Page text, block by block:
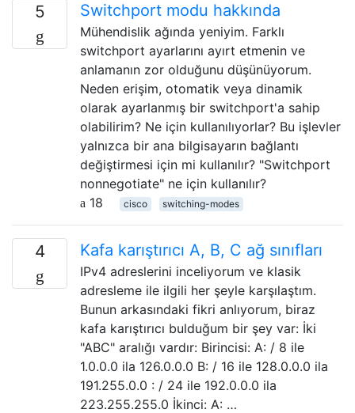
5 Switchport modu hakkında
Mühendislik ağında yeniyim. Farklı
switchport ayarlarını ayırt etmenin ve
anlamanın zor olduğunu düşünüyorum.
Neden erişim, otomatik veya dinamik
olarak ayarlanmış bir switchport'a sahip
olabilirim? Ne için kullanılıyorlar? Bu işlevler
yalnızca bir ana bilgisayarın bağlantı
değiştirmesi için mi kullanılır? "Switchport
nonnegotiate" ne için kullanılır?
18
cisco switching-modes
4 Kafa karıştırıcı A, B, C ağ sınıfları
IPv4 adreslerini inceliyorum ve klasik
adresleme ile ilgili her şeyle karşılaştım.
Bunun arkasındaki fikri anlıyorum, biraz
kafa karıştırıcı bulduğum bir şey var: İki
"ABC" aralığı vardır: Birincisi: A: / 8 ile
1.0.0.0 ila 126.0.0.0 B: / 16 ile 128.0.0.0 ila
191.255.0.0 : / 24 ile 192.0.0.0 ila
223.255.255.0 İkinci: A: …